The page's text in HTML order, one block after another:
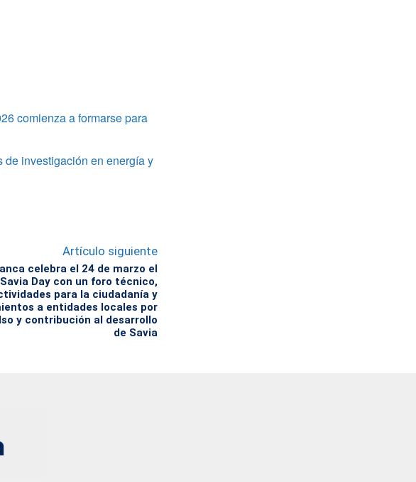
comienza a formarse para
de investigación en energía y
Artículo siguiente
celebra el 24 de marzo el
Savia Day con un foro técnico,
para la ciudadanía y
a entidades locales por
y contribución al desarrollo
de Savia